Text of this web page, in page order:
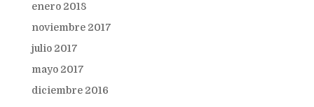
enero 2018
noviembre 2017
julio 2017
mayo 2017
diciembre 2016